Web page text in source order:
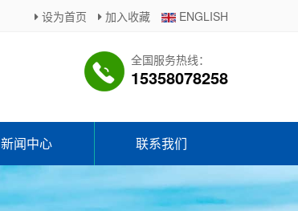
设为首页 加入收藏 ENGLISH
全国服务热线：
15358078258
新闻中心 联系我们